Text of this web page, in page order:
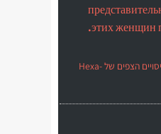
этих женщин
סיכום הניסוי ב'מקורות': בחינת הכיסויים הצפים של Hexa-